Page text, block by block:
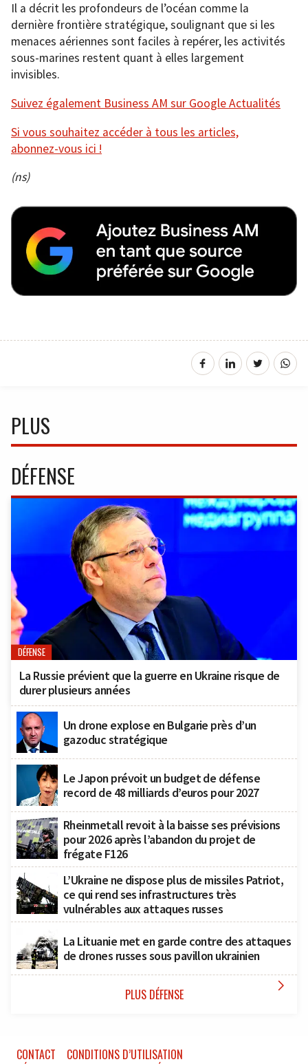
Il a décrit les profondeurs de l’océan comme la
dernière frontière stratégique, soulignant que si les
menaces aériennes sont faciles à repérer, les activités
sous-marines restent quant à elles largement
invisibles.
Suivez également Business AM sur Google Actualités
Si vous souhaitez accéder à tous les articles,
abonnez-vous ici !
(ns)
PLUS
DÉFENSE
DÉFENSE
La Russie prévient que la guerre en Ukraine risque de
durer plusieurs années
Un drone explose en Bulgarie près d’un
gazoduc stratégique
Le Japon prévoit un budget de défense
record de 48 milliards d’euros pour 2027
Rheinmetall revoit à la baisse ses prévisions
pour 2026 après l’abandon du projet de
frégate F126
L’Ukraine ne dispose plus de missiles Patriot,
ce qui rend ses infrastructures très
vulnérables aux attaques russes
La Lituanie met en garde contre des attaques
de drones russes sous pavillon ukrainien
PLUS DÉFENSE 
CONTACT
CONDITIONS D’UTILISATION